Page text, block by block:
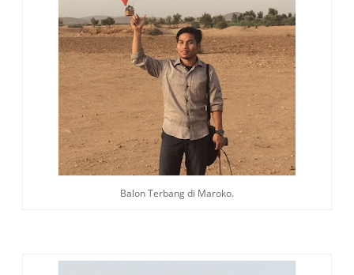
Balon Terbang di Maroko.